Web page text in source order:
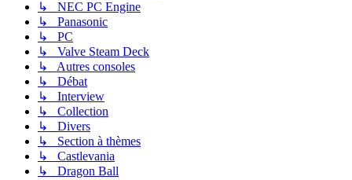
↳ NEC PC Engine
↳ Panasonic
↳ PC
↳ Valve Steam Deck
↳ Autres consoles
↳ Débat
↳ Interview
↳ Collection
↳ Divers
↳ Section à thèmes
↳ Castlevania
↳ Dragon Ball